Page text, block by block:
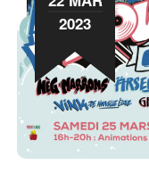
2023